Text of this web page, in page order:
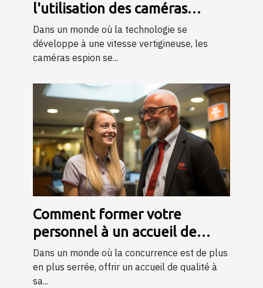
l'utilisation des caméras
espion dans la société
Dans un monde où la technologie se
développe à une vitesse vertigineuse, les
caméras espion se...
Comment former votre
personnel à un accueil de
qualité ?
Dans un monde où la concurrence est de plus
en plus serrée, offrir un accueil de qualité à
sa...